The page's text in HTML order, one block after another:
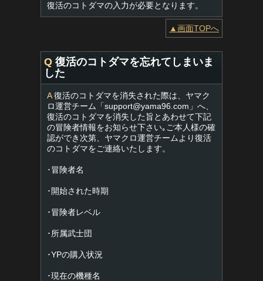
復活のコトダマの入力が必要となります。
▲画面TOPへ
Q 復活のコトダマを忘れてしまいま
した
A復活のコトダマを消失された際は、ヤマク
ロ運営チーム「support@yama96.com 」へ、
復活のコトダマを消失した旨とあわせて下記
の冒険者情報をお知らせ下さい｡ご本人様の確
認ができ次第、ヤマクロ運営チームより復活
のコトダマをご連絡いたします。
･冒険者名
･開始された時期
･冒険者レベル
･所属武士団
･YPの購入状況
･現在の機種名